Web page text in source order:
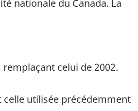
nationale du Canada. La
celui de 2002.
celle utilisée précédemment